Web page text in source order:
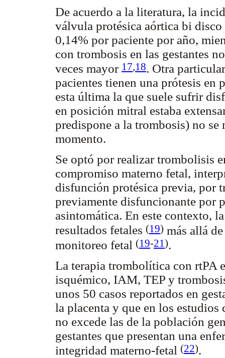
De acuerdo a la literatura, la
válvula protésica aórtica bi disco
0,14% por paciente por año,
con trombosis en las gestantes
veces mayor 17,18. Otra
pacientes tienen una prótesis
esta última la que suele sufrir
en posición mitral estaba
predispone a la trombosis) no
momento.
Se optó por realizar trombolisis
compromiso materno fetal,
disfunción protésica previa, por
previamente disfuncionante por
asintomática. En este contexto,
resultados fetales (19) más allá
monitoreo fetal (19-21).
La terapia trombolítica con rtPA
isquémico, IAM, TEP y
unos 50 casos reportados en
la placenta y que en los estudios
no excede las de la población
gestantes que presentan una
integridad materno-fetal (22).